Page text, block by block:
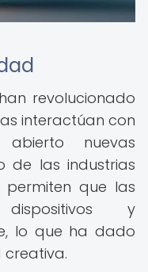
revolucionado
interactúan con
nuevas
de las industrias
permiten que las
y
lo que ha dado